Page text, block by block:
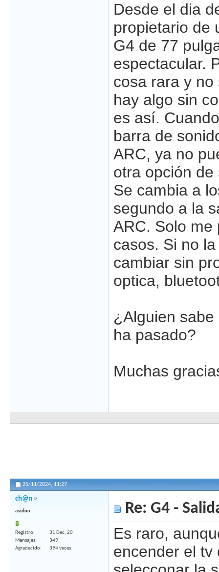
Desde el dia
propietario de
G4 de 77
espectacular.
cosa rara y
hay algo sin
es así.
barra de
ARC, ya no
otra opción
Se cambia a
segundo a la
ARC. Solo me
casos. Si no
cambiar sin
optica,
¿Alguien
ha pasado?
Muchas
25/11/2024, 11:27
ch@n
asiduo
Registro
31 Dec, 20
Mensajes
349
Agradecido
394 veces
Re: G4 -
Es raro,
encender el tv